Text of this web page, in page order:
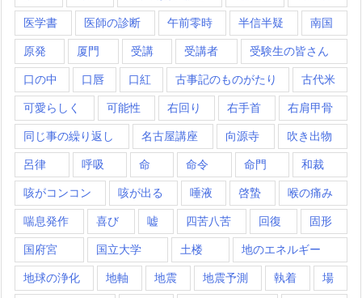
医学書 医師の診断 午前零時 半信半疑 南国
原発 厦門 受講 受講者 受験生の皆さん
口の中 口唇 口紅 古事記のものがたり 古代米
可愛らしく 可能性 右回り 右手首 右肩甲骨
同じ事の繰り返し 名古屋講座 向源寺 吹き出物
呂律 呼吸 命 命令 命門 和裁
咳がコンコン 咳が出る 唾液 啓蟄 喉の痛み
喘息発作 喜び 嘘 四苦八苦 回復 固形
国府宮 国立大学 土楼 地のエネルギー
地球の浄化 地軸 地震 地震予測 執着 場